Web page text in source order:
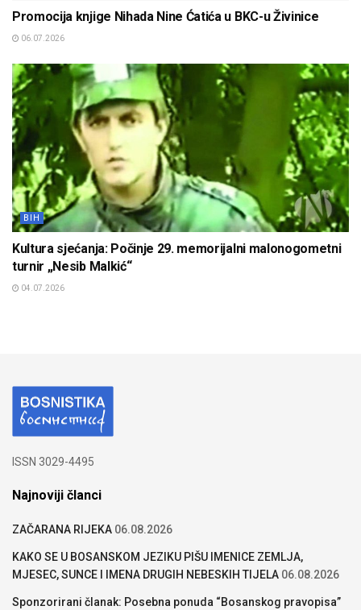
Promocija knjige Nihada Nine Ćatića u BKC-u Živinice
06.07.2026
BIH
Kultura sjećanja: Počinje 29. memorijalni malonogometni
turnir „Nesib Malkić“
04.07.2026
ISSN 3029-4495
Najnoviji članci
ZAČARANA RIJEKA 06.08.2026
KAKO SE U BOSANSKOM JEZIKU PIŠU IMENICE ZEMLJA,
MJESEC, SUNCE I IMENA DRUGIH NEBESKIH TIJELA 06.08.2026
Sponzorirani članak: Posebna ponuda “Bosanskog pravopisa”